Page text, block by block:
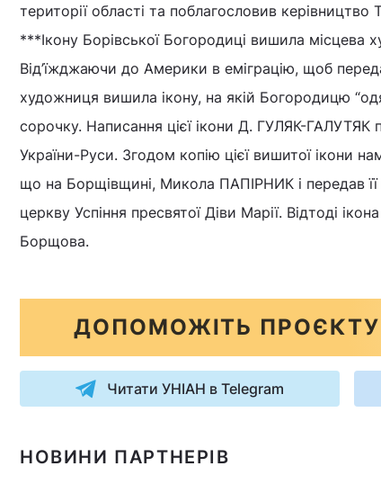
території області та поблагословив
***Ікону Борівської Богородиці вишила
Від’їжджаючи до Америки в еміграцію, щоб
художниця вишила ікону, на якій Богородицю
сорочку. Написання цієї ікони Д. ГУЛЯК-
України-Руси. Згодом копію цієї вишитої ікони
що на Борщівщині, Микола ПАПІРНИК і передав
церкву Успіння пресвятої Діви Марії. Відтоді
Борщова.
ДОПОМОЖІТЬ ПРОЄКТУ
Читати УНІАН в Telegram
НОВИНИ ПАРТНЕРІВ